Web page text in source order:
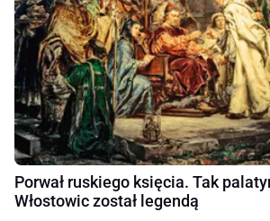
Porwał ruskiego księcia. Tak
Włostowic został legendą